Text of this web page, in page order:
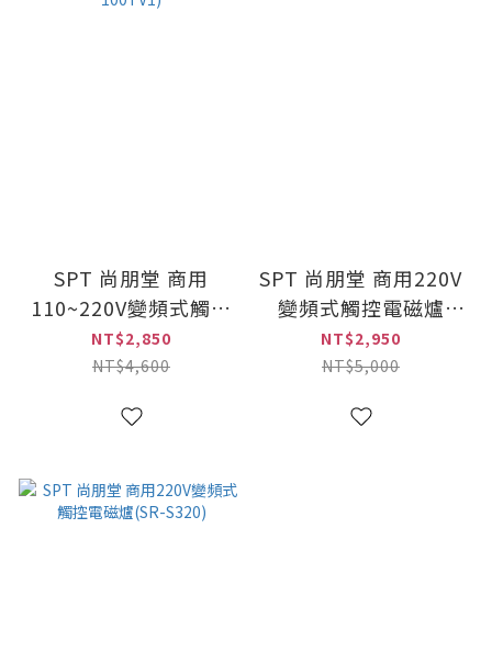
SPT 尚朋堂 商用
110~220V變頻式觸控
電磁爐(SR-100T/SR-
100TV1)
NT$2,850
NT$4,600
SPT 尚朋堂 商用220V
變頻式觸控電磁爐
(SR-150T)
NT$2,950
NT$5,000